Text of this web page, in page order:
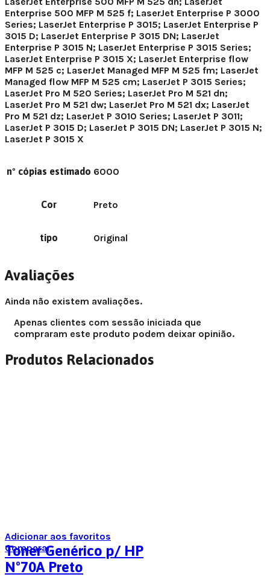
Enterprise 500 MFP M 525 f; LaserJet Enterprise P 3000
Series; LaserJet Enterprise P 3015; LaserJet Enterprise P
3015 D; LaserJet Enterprise P 3015 DN; LaserJet
Enterprise P 3015 N; LaserJet Enterprise P 3015 Series;
LaserJet Enterprise P 3015 X; LaserJet Enterprise flow
MFP M 525 c; LaserJet Managed MFP M 525 fm; LaserJet
Managed flow MFP M 525 cm; LaserJet P 3015 Series;
LaserJet Pro M 520 Series; LaserJet Pro M 521 dn;
LaserJet Pro M 521 dw; LaserJet Pro M 521 dx; LaserJet
Pro M 521 dz; LaserJet P 3010 Series; LaserJet P 3011;
LaserJet P 3015 D; LaserJet P 3015 DN; LaserJet P 3015 N;
LaserJet P 3015 X
nº cópias estimado 6000
Cor Preto
tipo Original
Avaliações
Ainda não existem avaliações.
Apenas clientes com sessão iniciada que
compraram este produto podem deixar opinião.
Produtos Relacionados
Adicionar aos favoritos
Comparar
Toner Genérico p/ HP
Nº70A Preto